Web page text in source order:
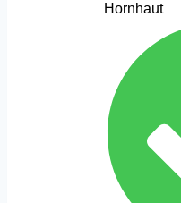
Hornhaut